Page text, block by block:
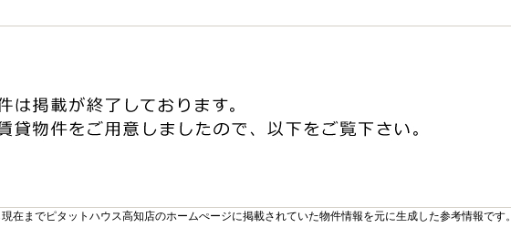
までピタットハウス高知店のホームぺージに掲載されていた物件情報を元に生成した参考情報です。